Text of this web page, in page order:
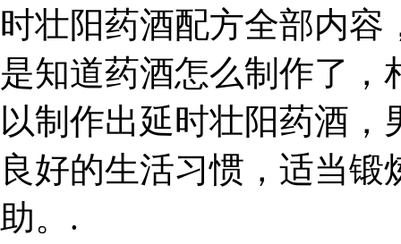
时壮阳药酒配方全部内
是知道药酒怎么制作了
以制作出延时壮阳药酒
良好的生活习惯，适当
助。.